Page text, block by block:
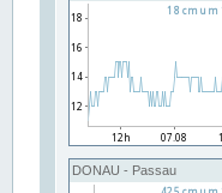
DONAU - Passau